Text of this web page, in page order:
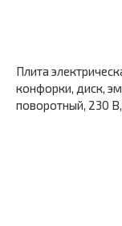
Плита
конфорки, диск,
поворотный, 230